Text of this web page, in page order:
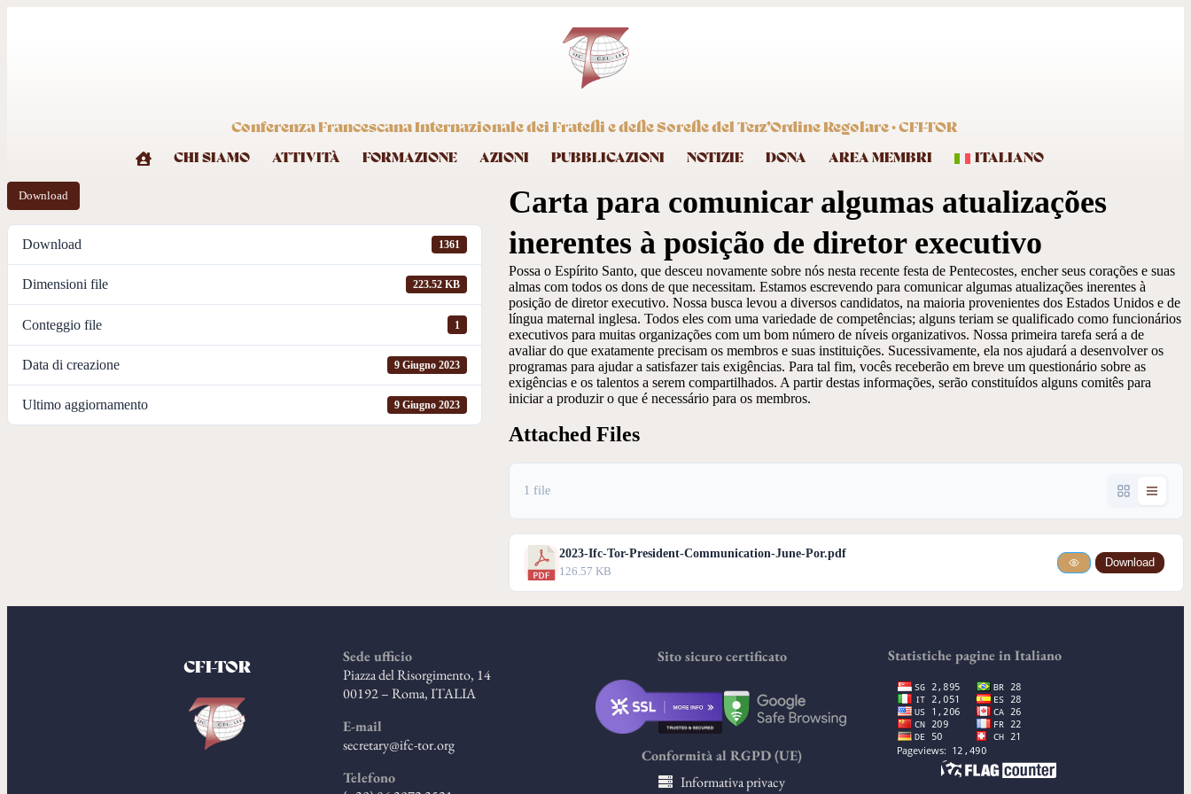
Conferenza Francescana Internazionale dei Fratelli e delle Sorelle del Terz’Ordine Regolare · CFI-TOR
CHI SIAMO ATTIVITÀ FORMAZIONE AZIONI PUBBLICAZIONI NOTIZIE DONA AREA MEMBRI ITALIANO
Download
Download 1361
Dimensioni file 223.52 KB
Conteggio file 1
Data di creazione 9 Giugno 2023
Ultimo aggiornamento 9 Giugno 2023
Carta para comunicar algumas atualizações
inerentes à posição de diretor executivo
Possa o Espírito Santo, que desceu novamente sobre nós nesta recente festa de Pentecostes, encher seus corações e suas
almas com todos os dons de que necessitam. Estamos escrevendo para comunicar algumas atualizações inerentes à
posição de diretor executivo. Nossa busca levou a diversos candidatos, na maioria provenientes dos Estados Unidos e de
língua maternal inglesa. Todos eles com uma variedade de competências; alguns teriam se qualificado como funcionários
executivos para muitas organizações com um bom número de níveis organizativos. Nossa primeira tarefa será a de
avaliar do que exatamente precisam os membros e suas instituições. Sucessivamente, ela nos ajudará a desenvolver os
programas para ajudar a satisfazer tais exigências. Para tal fim, vocês receberão em breve um questionário sobre as
exigências e os talentos a serem compartilhados. A partir destas informações, serão constituídos alguns comitês para
iniciar a produzir o que é necessário para os membros.
Attached Files
1 file
2023-Ifc-Tor-President-Communication-June-Por.pdf
126.57 KB
Download
CFI-TOR
Sede ufficio
Piazza del Risorgimento, 14
00192 – Roma, ITALIA
E-mail
secretary@ifc-tor.org
Telefono
Sito sicuro certificato
Conformità al RGPD (UE)
Informativa privacy
Statistiche pagine in Italiano